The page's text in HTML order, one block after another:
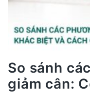
hiệu
quả
So sánh
giảm cân: